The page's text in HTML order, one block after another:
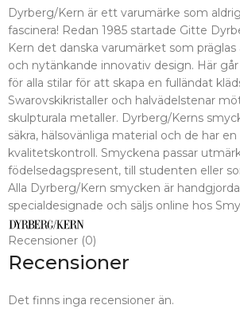
Dyrberg/Kern är ett varumärke som
fascinera! Redan 1985 startade Gitte
Kern det danska varumärket som präglas
och nytänkande innovativ design. Här
för alla stilar för att skapa en fulländat
Swarovskikristaller och halvädelstenar
skulpturala metaller. Dyrberg/Kerns
säkra, hälsovänliga material och de har
kvalitetskontroll. Smyckena passar
födelsedagspresent, till studenten eller
Alla Dyrberg/Kern smycken är
specialdesignade och säljs online hos
Recensioner (0)
Recensioner
Det finns inga recensioner än.